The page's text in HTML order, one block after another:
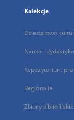
Kolekcje
Dziedzictwo
Nauka i dydaktyka
Repozytorium
Regionalia
Zbiory bibliofilskie